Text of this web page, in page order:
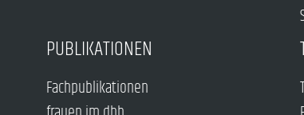
PUBLIKATIONEN
Fachpublikationen